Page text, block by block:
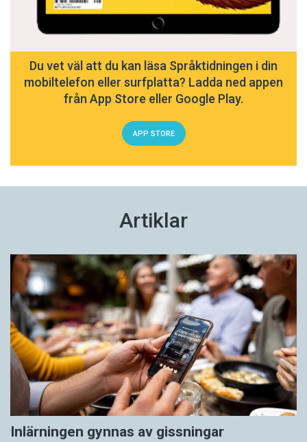
Du vet väl att du kan läsa Språktidningen i din
mobiltelefon eller surfplatta? Ladda ned appen
från App Store eller Google Play.
APP STORE
Artiklar
Inlärningen gynnas av gissningar